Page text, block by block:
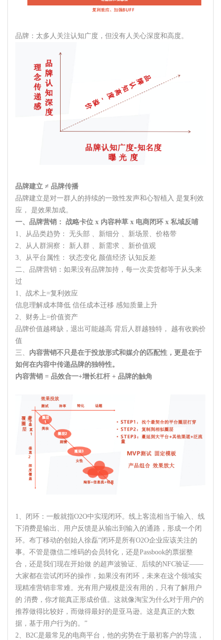
品牌：太多人关注认知广度，但没有人关心深度和高度。
品牌建立 ≠ 品牌传播
品牌建立是对一群人的持续的一致性发声和心智植入 是复利效
应， 是效果加成。
一、品牌营销： 战略卡位 x 内容种草 x 电商闭环 x 私域反哺
1、从品类趋势： 无头部 、新细分 、新场景、价格带
2、从人群洞察： 新人群 、新需求 、新价值观
3、从平台属性： 状态变化 颜值经济 认知反差
二、品牌营销：如果没有品牌加持，每一次卖货都等于从头来
过
1、战术上=复利效应
信息理解成本降低 信任成本迁移 感知质量上升
2、财务上=价值资产
品牌价值越稀缺，退出可能越高 背后人群越独特， 越有收购价
值
三、 内容营销不只是在于投放形式和媒介的匹配性，更是在于
如何在内容中传递品牌的独特性。
内容营销 = 品效合一+增长杠杆 + 品牌的触角
1、闭环：一般就指O2O中实现闭环。线上客流相当于输入、线
下消费是输出、用户反馈是从输出到输入的通路，形成一个闭
环。布丁移动的创始人徐磊“闭环是所有O2O企业应该关注的
事。不管是微信二维码的会员转化，还是Passbook的票据整
合，还是我们现在开始做 的超声波验证、后续的NFC验证——
大家都在尝试闭环的操作，如果没有闭环，未来在这个领域实
现精准营销非常难。光有用户规模是没有用的，只有了解用户
的 消费，你才能真正形成价值。这就像淘宝为什么对于用户的
推荐做得比较好，而做得最好的是亚马逊。这是真正的大数
据，基于用户行为的。”
2、B2C是最常见的电商平台，他的劣势在于最初客户的导流，